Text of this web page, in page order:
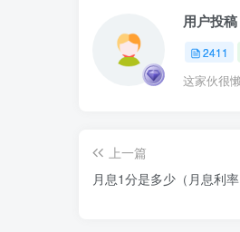
用户投稿
2411
这家伙很
上一篇
月息1分是多少（月息利